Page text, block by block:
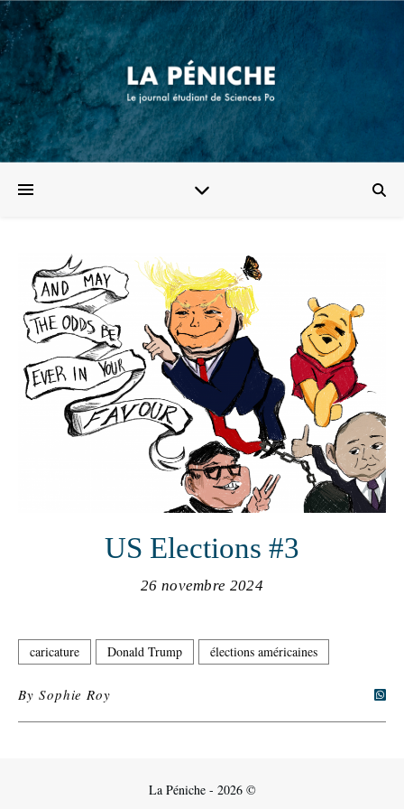
US Elections #3
26 novembre 2024
caricature Donald Trump élections américaines
BySophie Roy
La Péniche - 2026 ©